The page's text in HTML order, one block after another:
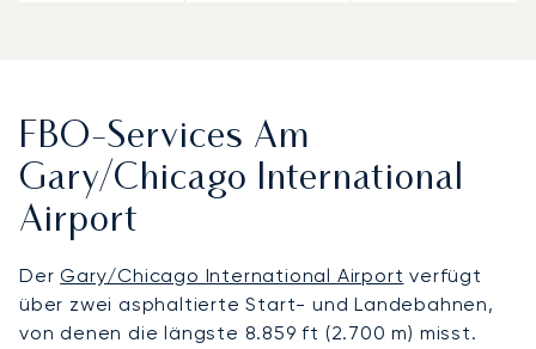
FBO-Services Am
Gary/Chicago International
Airport
DerGary/Chicago International Airport verfügt
über zwei asphaltierte Start- und Landebahnen,
von denen die längste 8.859 ft (2.700 m) misst.